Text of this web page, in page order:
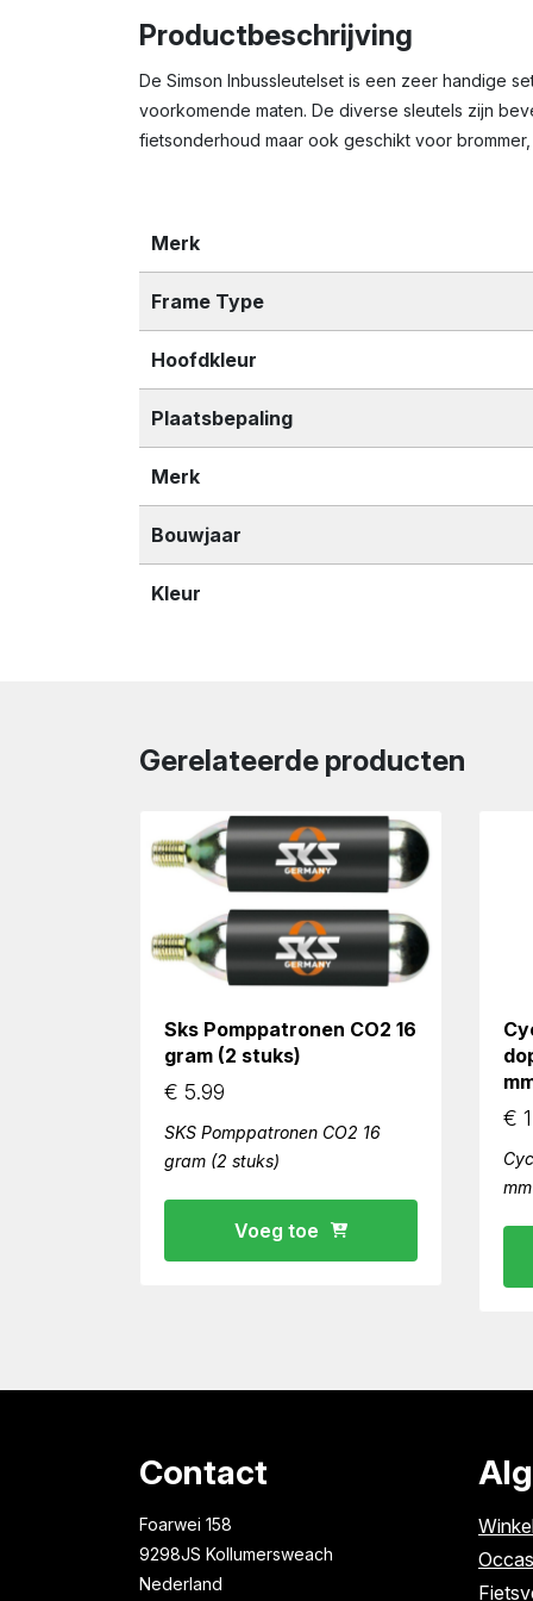
Productbeschrijving
De Simson Inbussleutelset is een zeer handige
voorkomende maten. De diverse sleutels zijn
fietsonderhoud maar ook geschikt voor
Merk
Frame Type
Hoofdkleur
Plaatsbepaling
Merk
Bouwjaar
Kleur
Gerelateerde producten
Sks Pomppatronen CO2 16
gram (2 stuks)
€ 5.99
SKS Pomppatronen CO2 16
gram (2 stuks)
Voeg toe
€
mm
Contact
Foarwei 158
9298JS Kollumersweach
Nederland